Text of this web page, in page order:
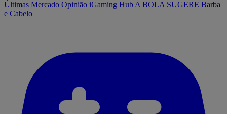
Últimas Mercado Opinião iGaming Hub A BOLA SUGERE Barba
e Cabelo